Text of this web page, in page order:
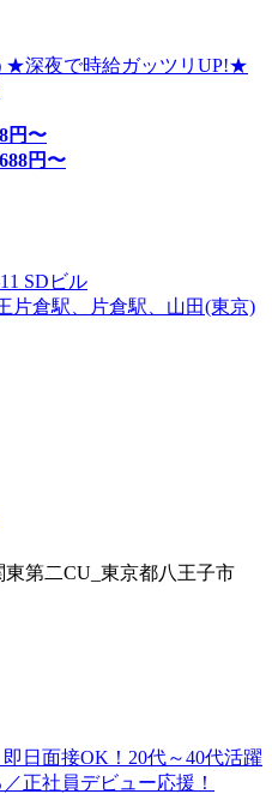
★深夜で時給ガッツリUP!★
円〜
円〜
SDビル
片倉駅、片倉駅、山田(東京)
第二CU_東京都八王子市
日面接OK！20代～40代活躍
正社員デビュー応援！